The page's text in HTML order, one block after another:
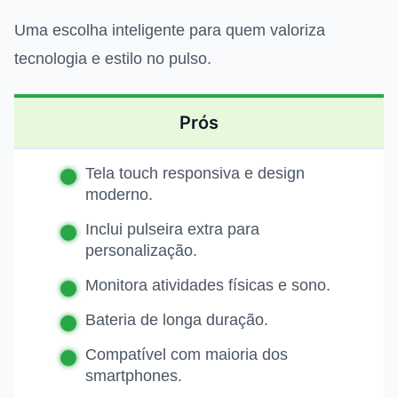
Uma escolha inteligente para quem valoriza
tecnologia e estilo no pulso.
Prós
Tela touch responsiva e design
moderno.
Inclui pulseira extra para
personalização.
Monitora atividades físicas e sono.
Bateria de longa duração.
Compatível com maioria dos
smartphones.